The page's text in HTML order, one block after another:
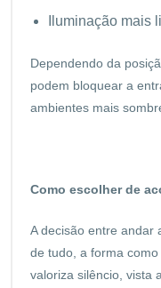
Iluminação mais
Dependendo da
podem bloquear a
ambientes mais
Como escolher de
A decisão entre andar
de tudo, a forma
valoriza silêncio, vista